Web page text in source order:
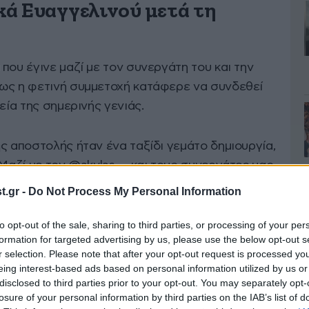
- Do Not Process My Personal Information
opt-out of the sale, sharing to third parties, or processing of your
for targeted advertising by us, please use the below opt-out
selection. Please note that after your opt-out request is processed
interest-based ads based on personal information utilized by us
to third parties prior to your opt-out. You may separately
of your personal information by third parties on the IAB’s list of
Ευαγγελινού μετά τη
έγινε μαζί με τον συνεργάτη του και την
η φετινή συμμετοχή κατάφερε να συνδεθεί
της σημερινής γενιάς.
αποστολής ήταν ένα ταξίδι γεμάτο δημιουργία,
με τον @akylas__ και τους συνεργάτες μας
πολύ γιατί εκφράζει κάτι ουσιαστικό
που εξελίσσεται, τολμά και αναζητά τον δικό
κόσμο.»
είναι το ήθος της